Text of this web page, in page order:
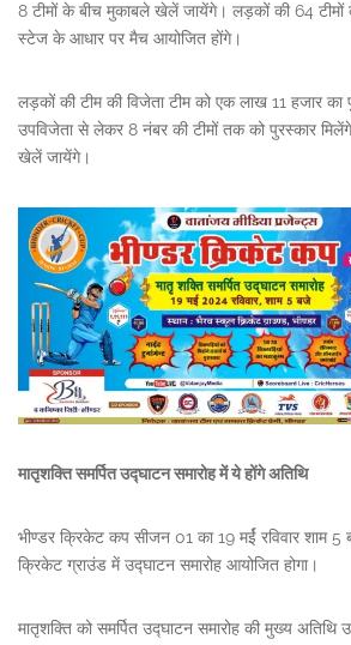
8 टीमों के बीच मुकाबले खेलें जायेंगे। लड़कों की 64 टीमों
स्टेज के आधार पर मैच आयोजित होंगे।
लड़कों की टीम की विजेता टीम को एक लाख 11 हजार का
उपविजेता से लेकर 8 नंबर की टीमों तक को पुरस्कार
खेलें जायेंगे।
मातृशक्ति समर्पित उद्घाटन समारोह में ये होंगे अतिथि
भीण्डर क्रिकेट कप सीजन 01 का 19 मर्ई रविवार शाम
क्रिकेट ग्राउंड में उद्घाटन समारोह आयोजित होगा।
मातृशक्ति को समर्पित उद्घाटन समारोह की मुख्य अतिथि